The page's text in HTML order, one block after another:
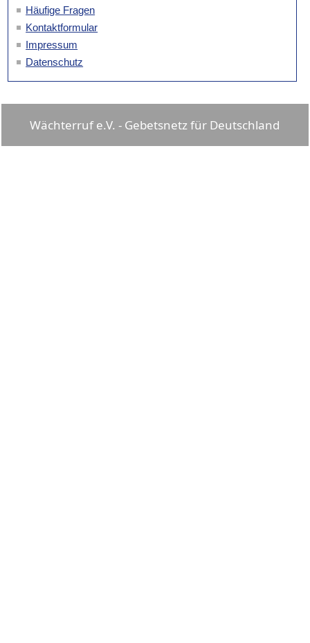
Häufige Fragen
Kontaktformular
Impressum
Datenschutz
Wächterruf e.V. - Gebetsnetz für Deutschland